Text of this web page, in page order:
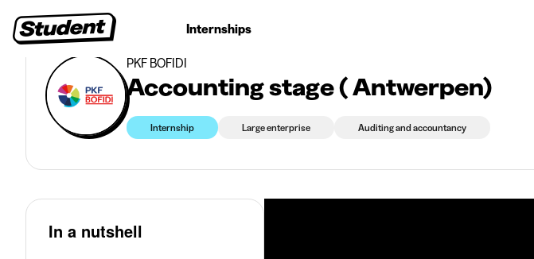
Internships
Internships>Accountancy
PKF BOFIDI
Accounting stage ( Antwerpen)
Internship Large enterprise Auditing and accountancy
In a nutshell